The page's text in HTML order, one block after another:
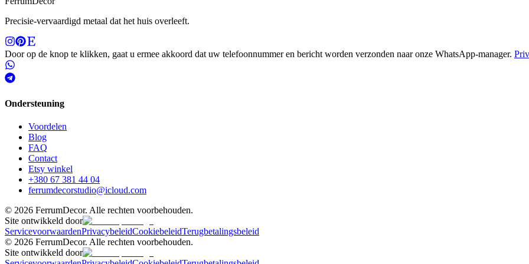
Precisie-vervaardigd metaal dat het huis overleeft.
Door op de knop te klikken, gaat u ermee akkoord dat uw telefoonnummer en bericht worden verzonden naar onze WhatsApp-manager.
Ondersteuning
Voordelen
Blog
FAQ
Contact
Etsy winkel
+380 67 381 44 04
ferrumdecorstudio@icloud.com
© 2026 FerrumDecor. Alle rechten voorbehouden.
Site ontwikkeld door
ServicevoorwaardenPrivacybeleidCookiebeleidTerugbetalingsbeleid
© 2026 FerrumDecor. Alle rechten voorbehouden.
Site ontwikkeld door